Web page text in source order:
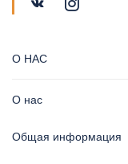
О НАС
О нас
Общая информация